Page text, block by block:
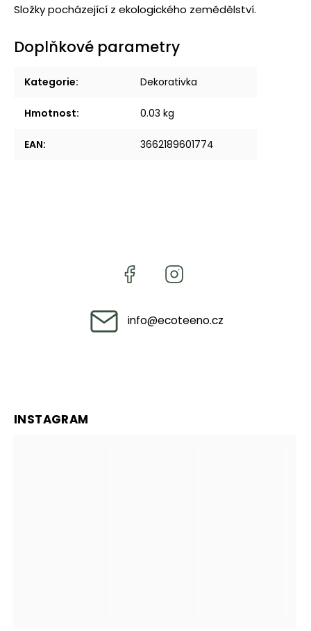
Složky pocházející z ekologického zemědělství.
Doplňkové parametry
Kategorie: Dekorativka
Hmotnost: 0.03 kg
EAN: 3662189601774
info@ecoteeno.cz
INSTAGRAM